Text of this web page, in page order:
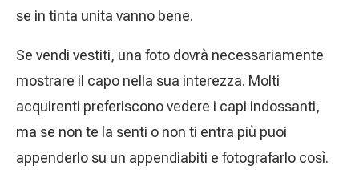
se in tinta unita vanno bene.
Se vendi vestiti, una foto dovrà necessariamente
mostrare il capo nella sua interezza. Molti
acquirenti preferiscono vedere i capi indossanti,
ma se non te la senti o non ti entra più puoi
appenderlo su un appendiabiti e fotografarlo così.